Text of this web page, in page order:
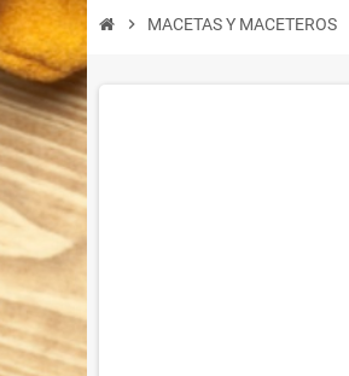
chevron_right MACETAS Y MACETEROS